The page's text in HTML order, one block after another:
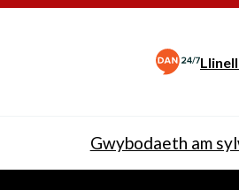
Gwybodaeth am